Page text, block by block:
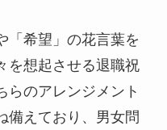
「希望」の花言葉を
を想起させる退職祝
らのアレンジメント
備えており、男女問